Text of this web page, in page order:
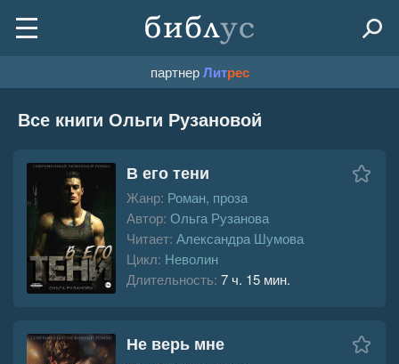
партнерЛитрес
Все книги Ольги Рузановой
В его тени
Жанр: Роман, проза
Автор: Ольга Рузанова
Читает: Александра Шумова
Цикл: Неволин
Длительность: 7 ч. 15 мин.
Не верь мне